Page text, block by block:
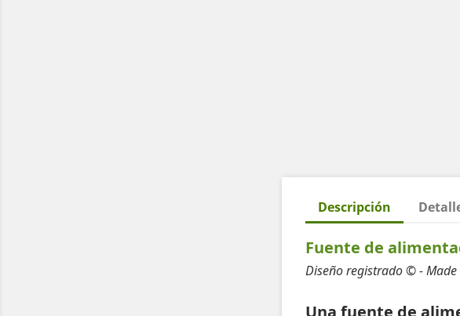
Descripción
Fuente de
Diseño registrado © - Made
Una fuente de